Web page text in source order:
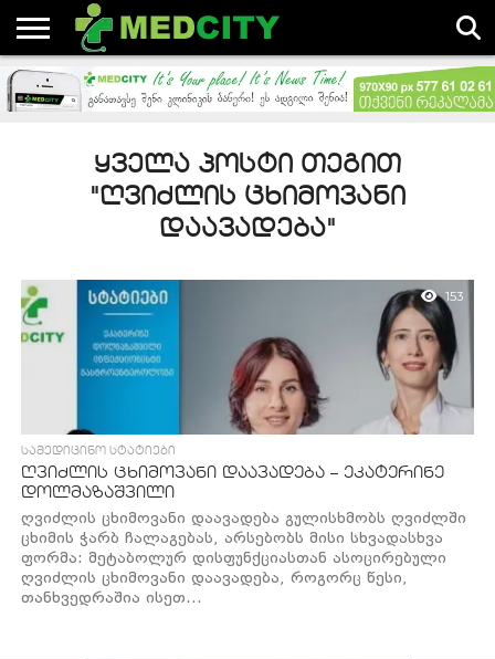
ᲐᲮᲐᲚᲘ
ᲓᲐᲛᲐᲢᲔᲑᲣᲚᲘ
ᲡᲘᲐᲮᲚᲔᲔᲑᲘ
ᲓᲐ
ᲡᲤᲔᲠᲝᲨᲘ
ᲡᲢᲐᲢᲘᲔᲑᲘᲡ
ᲐᲕᲢᲝᲠᲔᲑᲘ
ᲧᲕᲔᲚᲐ ᲞᲝᲡᲢᲘ ᲗᲔᲒᲘᲗ
"ᲦᲕᲘᲫᲚᲘᲡ ᲪᲮᲘᲛᲝᲕᲐᲜᲘ
ᲓᲐᲐᲕᲐᲓᲔᲑᲐ"
153
ᲡᲐᲛᲔᲓᲘᲪᲘᲜᲝ ᲡᲢᲐᲢᲘᲔᲑᲘ
ღვიძლის ცხიმოვანი დაავადება – ეკატერინე
დოლმაზაშვილი
ღვიძლის ცხიმოვანი დაავადება გულისხმობს ღვიძლში
ცხიმის ჭარბ ჩალაგებას, არსებობს მისი სხვადასხვა
ფორმა: მეტაბოლურ დისფუნქციასთან ასოცირებული
ღვიძლის ცხიმოვანი დაავადება, როგორც წესი,
თანხვედრაშია ისეთ...